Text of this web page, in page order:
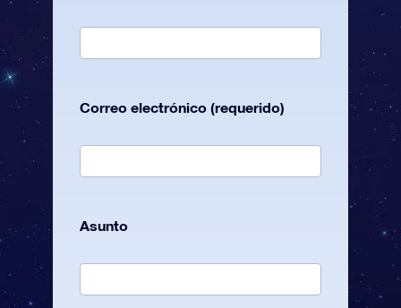
Correo electrónico (requerido)
Asunto